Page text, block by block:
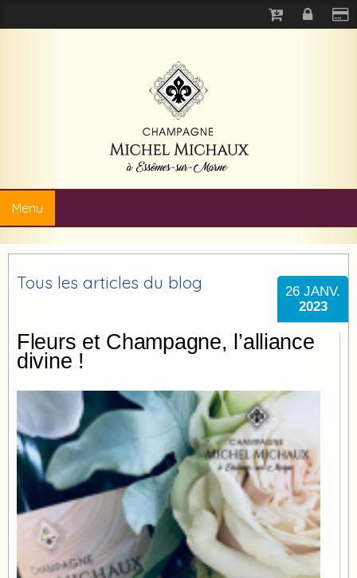
Menu
Tous les articles du blog 26 JANV.
2023
Fleurs et Champagne, l’alliance
divine !